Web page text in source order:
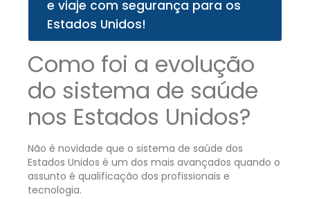
e viaje com segurança para os
Estados Unidos!
Como foi a evolução
do sistema de saúde
nos Estados Unidos?
Não é novidade que o sistema de saúde dos
Estados Unidos é um dos mais avançados quando o
assunto é qualificação dos profissionais e
tecnologia.